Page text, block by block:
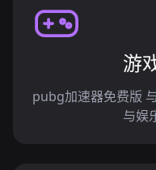
游
pubg加速器免费版
与娱